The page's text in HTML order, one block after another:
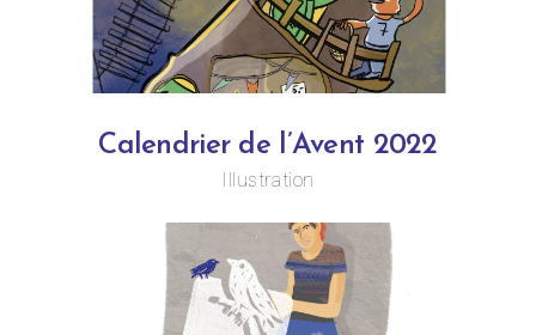
Calendrier de l’Avent 2022
Illustration